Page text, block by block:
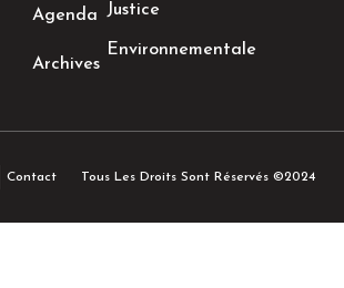
Agenda
Archives
Justice
Environnementale
Contact Tous Les Droits Sont Réservés ©2024